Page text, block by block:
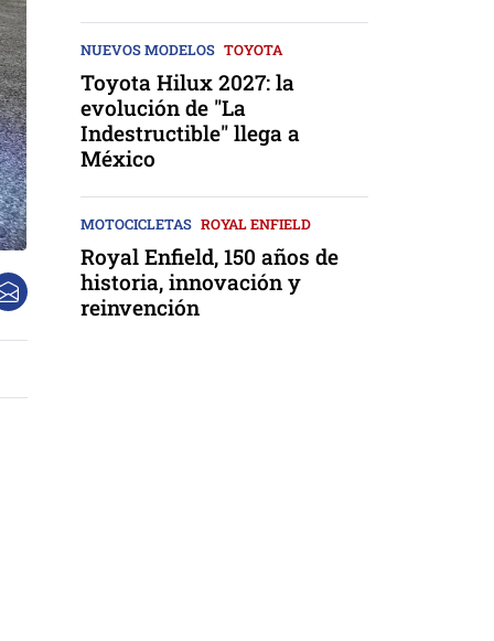
NUEVOS MODELOS TOYOTA
Toyota Hilux 2027: la
evolución de "La
Indestructible" llega a
México
MOTOCICLETAS ROYAL ENFIELD
Royal Enfield, 150 años de
historia, innovación y
reinvención